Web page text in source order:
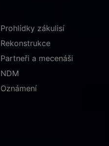
Prohlídky zákulisí
Rekonstrukce
Partneři a mecenáši
NDM
Oznámení